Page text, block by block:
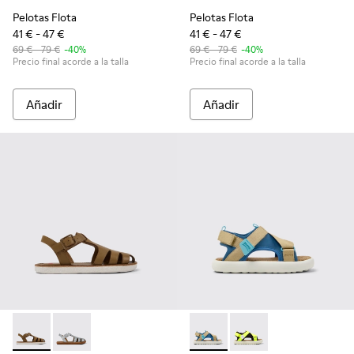
Pelotas Flota
41 € - 47 €
69 € - 79 € -40%
Precio final acorde a la talla
Añadir
Pelotas Flota
41 € - 47 €
69 € - 79 € -40%
Precio final acorde a la talla
Añadir
Miko - K800569-004 - Sandalia de piel marrón
Miko - K800569-003 Pelotas Flota - K800636-
Pelotas Flota -